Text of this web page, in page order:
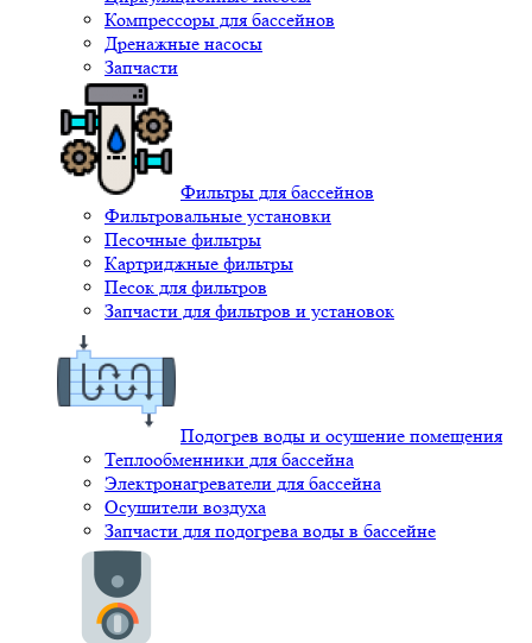
Компрессоры для бассейнов
Дренажные насосы
Запчасти
Фильтры для бассейнов
Фильтровальные установки
Песочные фильтры
Картриджные фильтры
Песок для фильтров
Запчасти для фильтров и установок
Подогрев воды и осушение помещения
Теплообменники для бассейна
Электронагреватели для бассейна
Осушители воздуха
Запчасти для подогрева воды в бассейне